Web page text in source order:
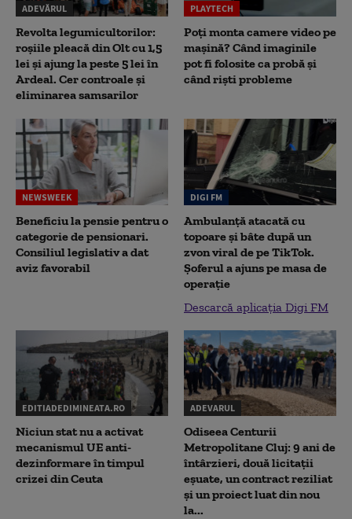
ADEVĂRUL
Revolta legumicultorilor:
roșiile pleacă din Olt cu 1,5
lei și ajung la peste 5 lei în
Ardeal. Cer controale și
eliminarea samsarilor
PLAYTECH
Poți monta camere video pe
mașină? Când imaginile
pot fi folosite ca probă și
când riști probleme
NEWSWEEK
Beneficiu la pensie pentru o
categorie de pensionari.
Consiliul legislativ a dat
aviz favorabil
DIGI FM
Ambulanță atacată cu
topoare și bâte după un
zvon viral de pe TikTok.
Șoferul a ajuns pe masa de
operație
Descarcă aplicația Digi FM
EDITIADEDIMINEATA.RO
Niciun stat nu a activat
mecanismul UE anti-
dezinformare în timpul
crizei din Ceuta
ADEVARUL
Odiseea Centurii
Metropolitane Cluj: 9 ani de
întârzieri, două licitații
eșuate, un contract reziliat
și un proiect luat din nou
la...